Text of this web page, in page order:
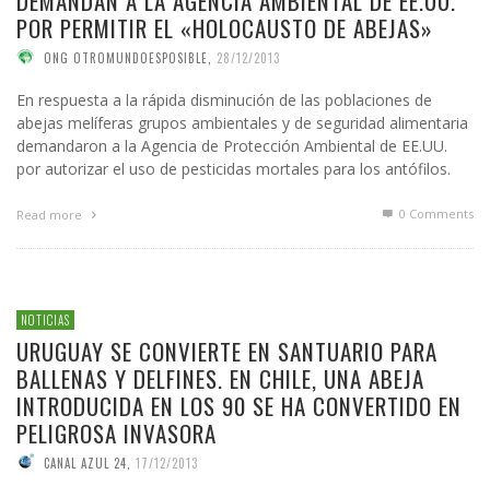
POR PERMITIR EL «HOLOCAUSTO DE ABEJAS»
ONG OTROMUNDOESPOSIBLE 28/12/2013
En respuesta a la rápida disminución de las poblaciones de
abejas melíferas grupos ambientales y de seguridad alimentaria
demandaron a la Agencia de Protección Ambiental de EE.UU.
por autorizar el uso de pesticidas mortales para los antófilos.
Read more 0 Comments
NOTICIAS
URUGUAY SE CONVIERTE EN SANTUARIO PARA
BALLENAS Y DELFINES. EN CHILE, UNA ABEJA
INTRODUCIDA EN LOS 90 SE HA CONVERTIDO EN
PELIGROSA INVASORA
CANAL AZUL 24 17/12/2013